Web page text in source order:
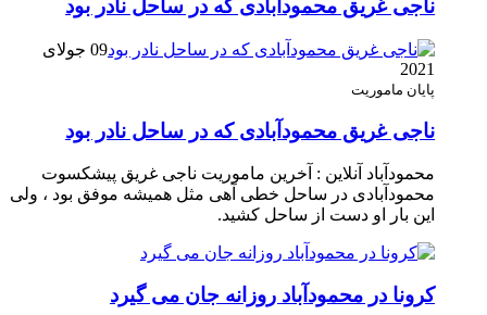
ناجی غریق محمودآبادی که در ساحل نادر بود
09 جولای
2021
پایان ماموریت
ناجی غریق محمودآبادی که در ساحل نادر بود
محمودآباد آنلاین : آخرین ماموریت ناجی غریق پیشکسوت
محمودآبادی در ساحل خطی آهی مثل همیشه موفق بود ، ولی
این بار او دست از ساحل کشید.
کرونا در محمودآباد روزانه جان می گیرد